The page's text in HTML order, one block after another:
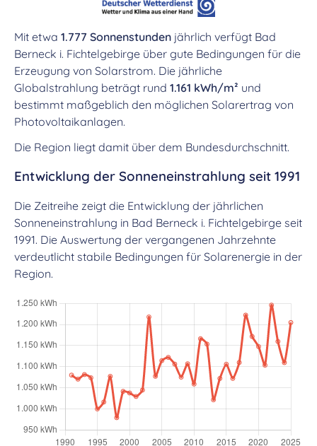
Mit etwa 1.777 Sonnenstunden jährlich verfügt Bad
Berneck i. Fichtelgebirge über gute Bedingungen für die
Erzeugung von Solarstrom. Die jährliche
Globalstrahlung beträgt rund 1.161 kWh/m² und
bestimmt maßgeblich den möglichen Solarertrag von
Photovoltaikanlagen.
Die Region liegt damit über dem Bundesdurchschnitt.
Entwicklung der Sonneneinstrahlung seit 1991
Die Zeitreihe zeigt die Entwicklung der jährlichen
Sonneneinstrahlung in Bad Berneck i. Fichtelgebirge seit
1991. Die Auswertung der vergangenen Jahrzehnte
verdeutlicht stabile Bedingungen für Solarenergie in der
Region.